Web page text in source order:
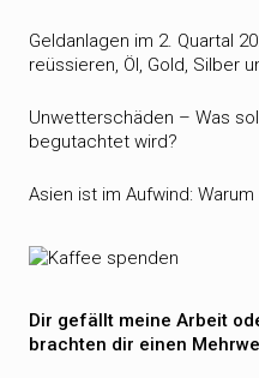
Geldanlagen im 2. Quartal
reüssieren, Öl, Gold, Silber
Unwetterschäden – Was
begutachtet wird?
Asien ist im Aufwind:
Dir gefällt meine Arbeit
brachten dir einen